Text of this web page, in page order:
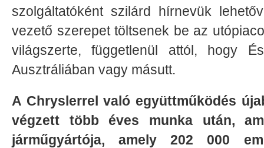
szolgáltatóként szilárd hírnevük
vezető szerepet töltsenek be az
világszerte, függetlenül attól, hogy
Ausztráliában vagy másutt.
A Chryslerrel való együttműködés
végzett több éves munka után,
járműgyártója, amely 202 000